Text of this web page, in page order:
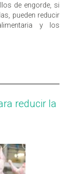
de engorde, si
pueden reducir
y los
PARA
reducir la